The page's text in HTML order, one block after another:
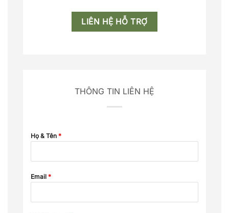
LIÊN HỆ HỖ TRỢ
THÔNG TIN LIÊN HỆ
Họ & Tên *
Email *